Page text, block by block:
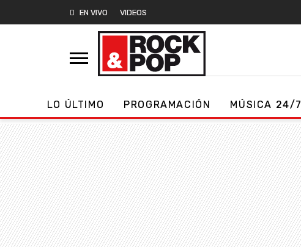
EN VIVO VIDEOS
LO ÚLTIMO PROGRAMACIÓN MÚSICA 24/7